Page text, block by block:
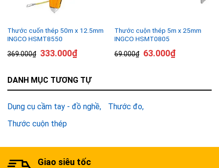
Thước cuốn thép 50m x 12.5mm
INGCO HSMT8550
369.000₫ 333.000₫
Thước cuộn thép 5m x 25mm
INGCO HSMT0805
69.000₫ 63.000₫
DANH MỤC TƯƠNG TỰ
Dụng cụ cầm tay - đồ nghề
Thước đo
Thước cuộn thép
Giao siêu tốc